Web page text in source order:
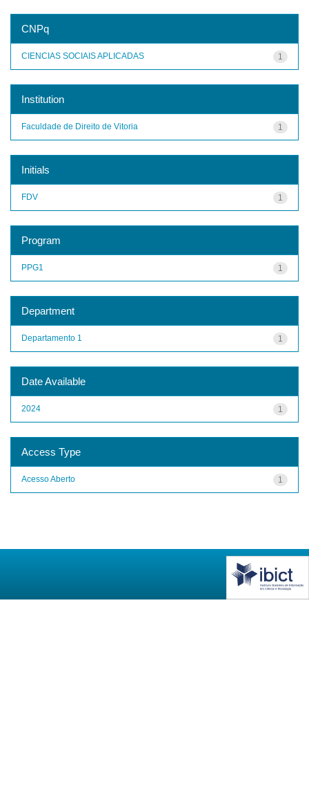
CNPq
1
CIENCIAS SOCIAIS APLICADAS
Institution
1
Faculdade de Direito de Vitoria
Initials
1
FDV
Program
1
PPG1
Department
1
Departamento 1
Date Available
1
2024
Access Type
1
Acesso Aberto